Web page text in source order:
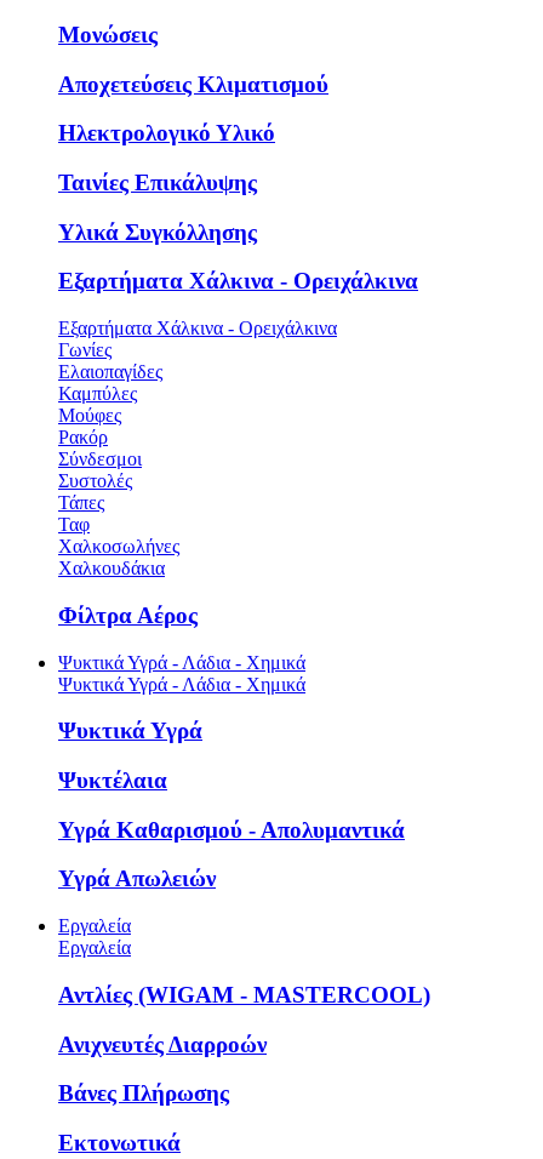
Μονώσεις
Αποχετεύσεις Κλιματισμού
Ηλεκτρολογικό Υλικό
Ταινίες Επικάλυψης
Υλικά Συγκόλλησης
Εξαρτήματα Χάλκινα - Ορειχάλκινα
Εξαρτήματα Χάλκινα - Ορειχάλκινα
Γωνίες
Ελαιοπαγίδες
Καμπύλες
Μούφες
Ρακόρ
Σύνδεσμοι
Συστολές
Τάπες
Ταφ
Χαλκοσωλήνες
Χαλκουδάκια
Φίλτρα Αέρος
Ψυκτικά Υγρά - Λάδια - Χημικά
Ψυκτικά Υγρά - Λάδια - Χημικά
Ψυκτικά Υγρά
Ψυκτέλαια
Υγρά Καθαρισμού - Απολυμαντικά
Υγρά Απωλειών
Εργαλεία
Εργαλεία
Αντλίες (WIGAM - MASTERCOOL)
Ανιχνευτές Διαρροών
Βάνες Πλήρωσης
Εκτονωτικά